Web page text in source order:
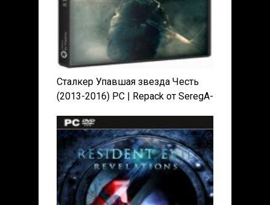
Сталкер Упавшая звезда Честь
(2013-2016) PC | Repack от SeregA-